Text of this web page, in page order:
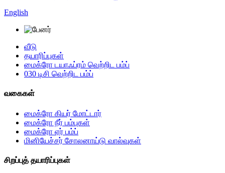
English
வீடு
தயாரிப்புகள்
மைக்ரோ டயாஃப்ரம் வெற்றிட பம்ப்
030 டிசி வெற்றிட பம்ப்
வகைகள்
மைக்ரோ கியர் மோட்டார்
மைக்ரோ நீர் பம்புகள்
மைக்ரோ ஏர் பம்ப்
மினியேச்சர் சோலனாய்டு வால்வுகள்
சிறப்புத் தயாரிப்புகள்